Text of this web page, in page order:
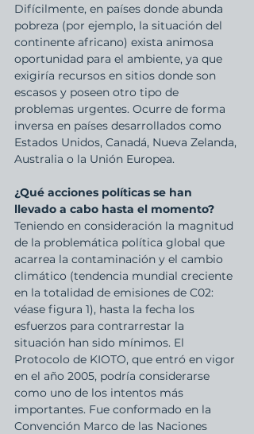
Difícilmente, en países donde abunda
pobreza (por ejemplo, la situación del
continente africano) exista animosa
oportunidad para el ambiente, ya que
exigiría recursos en sitios donde son
escasos y poseen otro tipo de
problemas urgentes. Ocurre de forma
inversa en países desarrollados como
Estados Unidos, Canadá, Nueva Zelanda,
Australia o la Unión Europea.
¿Qué acciones políticas se han
llevado a cabo hasta el momento?
Teniendo en consideración la magnitud
de la problemática política global que
acarrea la contaminación y el cambio
climático (tendencia mundial creciente
en la totalidad de emisiones de C02:
véase figura 1), hasta la fecha los
esfuerzos para contrarrestar la
situación han sido mínimos. El
Protocolo de KIOTO, que entró en vigor
en el año 2005, podría considerarse
como uno de los intentos más
importantes. Fue conformado en la
Convención Marco de las Naciones